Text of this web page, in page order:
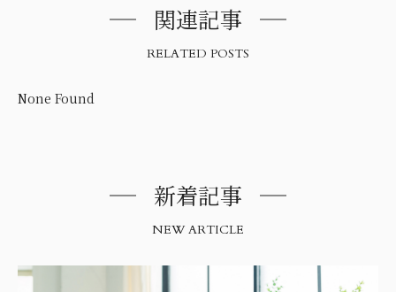
関連記事
RELATED POSTS
None Found
新着記事
NEW ARTICLE